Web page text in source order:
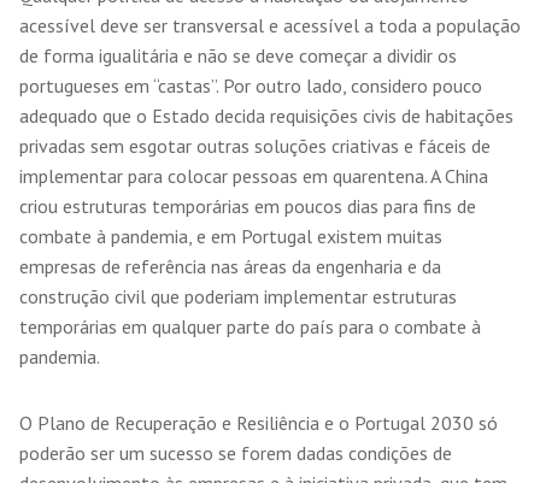
acessível deve ser transversal e acessível a toda a população
de forma igualitária e não se deve começar a dividir os
portugueses em “castas”. Por outro lado, considero pouco
adequado que o Estado decida requisições civis de habitações
privadas sem esgotar outras soluções criativas e fáceis de
implementar para colocar pessoas em quarentena. A China
criou estruturas temporárias em poucos dias para fins de
combate à pandemia, e em Portugal existem muitas
empresas de referência nas áreas da engenharia e da
construção civil que poderiam implementar estruturas
temporárias em qualquer parte do país para o combate à
pandemia.
O Plano de Recuperação e Resiliência e o Portugal 2030 só
poderão ser um sucesso se forem dadas condições de